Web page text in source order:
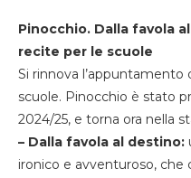
Pinocchio. Dalla favola
recite per le scuole
Si rinnova
scuole. Pinocchio è stato
2024/25, e torna ora nella
– Dalla favola al destino:
ironico e avventuroso, che